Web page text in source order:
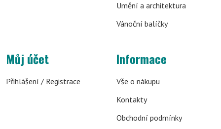
Umění a architektura
Vánoční balíčky
Můj účet
Přihlášení / Registrace
Informace
Vše o nákupu
Kontakty
Obchodní podmínky